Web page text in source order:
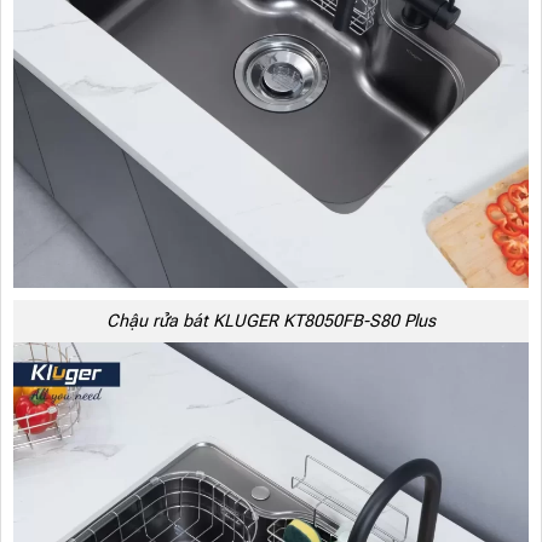
Chậu rửa bát KLUGER KT8050FB-S80 Plus